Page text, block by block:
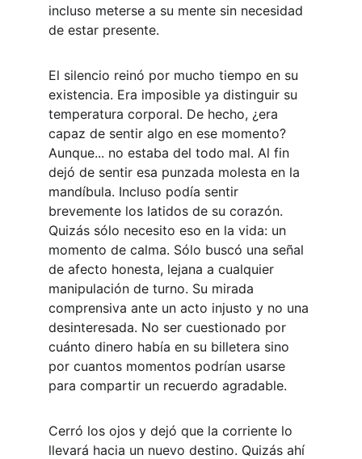
incluso meterse a su mente sin necesidad
de estar presente.
El silencio reinó por mucho tiempo en su
existencia. Era imposible ya distinguir su
temperatura corporal. De hecho, ¿era
capaz de sentir algo en ese momento?
Aunque... no estaba del todo mal. Al fin
dejó de sentir esa punzada molesta en la
mandíbula. Incluso podía sentir
brevemente los latidos de su corazón.
Quizás sólo necesito eso en la vida: un
momento de calma. Sólo buscó una señal
de afecto honesta, lejana a cualquier
manipulación de turno. Su mirada
comprensiva ante un acto injusto y no una
desinteresada. No ser cuestionado por
cuánto dinero había en su billetera sino
por cuantos momentos podrían usarse
para compartir un recuerdo agradable.
Cerró los ojos y dejó que la corriente lo
llevará hacia un nuevo destino. Quizás ahí